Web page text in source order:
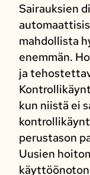
Sairauksien
mahdollista
enemmän.
ja
kun niistä ei
perustason
Uusien